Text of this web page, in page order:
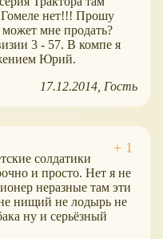
нет!!! Прошу
мне продать?
3 - 57. В компе я
Юрий.
17.12.2014 Гость
солдатики
и просто. Нет я не
неразные там эти
нищий не лодырь не
ну и серьёзный